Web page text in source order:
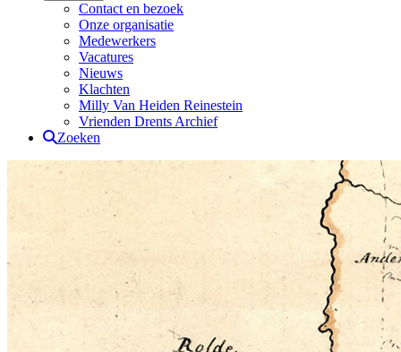
Contact en bezoek
Onze organisatie
Medewerkers
Vacatures
Nieuws
Klachten
Milly Van Heiden Reinestein
Vrienden Drents Archief
Zoeken
Drents Archief